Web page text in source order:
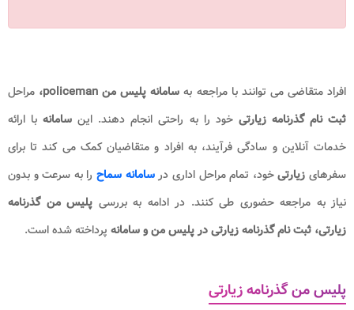
افراد متقاضی می توانند با مراجعه به سامانه پلیس من policeman​،
مراحل
ثبت نام گذرنامه زیارتی خود را به راحتی انجام دهند. این سامانه با ارائه
خدمات آنلاین و سادگی فرآیند، به افراد و متقاضیان کمک می کند تا برای
سفرهای زیارتیخود، تمام مراحل اداری درسامانه سماحرا به سرعت و بدون
نیاز به مراجعه حضوری طی کنند. در ادامه به بررسی پلیس من گذرنامه
زیارتی، ثبت نام گذرنامه زیارتی در پلیس من و سامانه پرداخته شده است.
پلیس من گذرنامه زیارتی